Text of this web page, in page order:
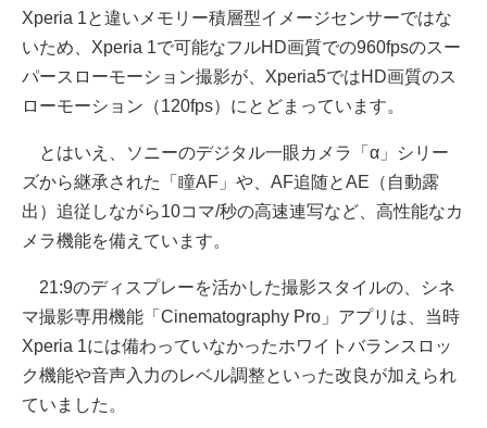
Xperia 1と違いメモリー積層型イメージセンサーではな
いため、Xperia 1で可能なフルHD画質での960fpsのスー
パースローモーション撮影が、Xperia5ではHD画質のス
ローモーション（120fps）にとどまっています。
とはいえ、ソニーのデジタル一眼カメラ「α」シリー
ズから継承された「瞳AF」や、AF追随とAE（自動露
出）追従しながら10コマ/秒の高速連写など、高性能なカ
メラ機能を備えています。
21:9のディスプレーを活かした撮影スタイルの、シネ
マ撮影専用機能「Cinematography Pro」アプリは、当時
Xperia 1には備わっていなかったホワイトバランスロッ
ク機能や音声入力のレベル調整といった改良が加えられ
ていました。